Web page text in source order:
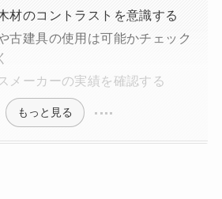
材のコントラストを意識する
古建具の使用は可能かチェック
メーカーの実績を確認する
もっと見る